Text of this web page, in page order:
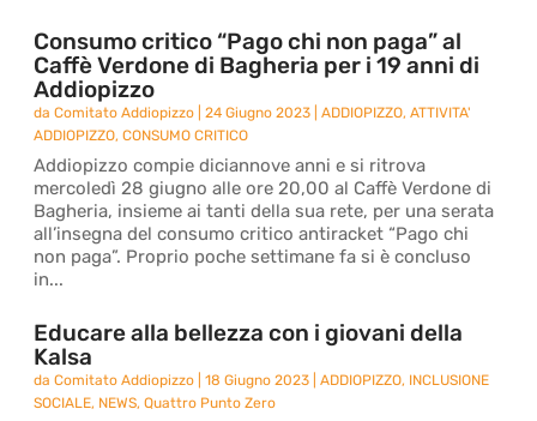
Consumo critico “Pago chi non paga” al
Caffè Verdone di Bagheria per i 19 anni di
Addiopizzo
daComitato Addiopizzo |24 Giugno 2023 |ADDIOPIZZO,ATTIVITA'
ADDIOPIZZO,CONSUMO CRITICO
Addiopizzo compie diciannove anni e si ritrova
mercoledì 28 giugno alle ore 20,00 al Caffè Verdone di
Bagheria, insieme ai tanti della sua rete, per una serata
all’insegna del consumo critico antiracket “Pago chi
non paga”. Proprio poche settimane fa si è concluso
in...
Educare alla bellezza con i giovani della
Kalsa
daComitato Addiopizzo |18 Giugno 2023 |ADDIOPIZZO, INCLUSIONE
SOCIALE, NEWS,Quattro Punto Zero